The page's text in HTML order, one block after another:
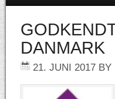
DANMARK
21. JUNI 2017 BY